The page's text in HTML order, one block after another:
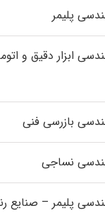
پلیمر
ابزار دقیق و
بازرسی فنی
نساجی
پلیمر – صنایع